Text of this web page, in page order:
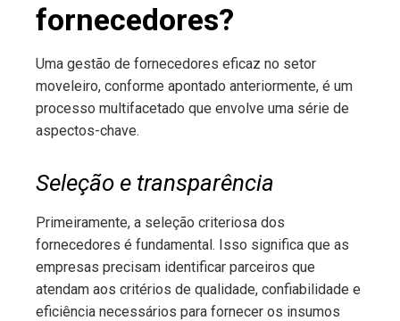
fornecedores?
Uma gestão de fornecedores eficaz no setor
moveleiro, conforme apontado anteriormente, é um
processo multifacetado que envolve uma série de
aspectos-chave.
Seleção e transparência
Primeiramente, a seleção criteriosa dos
fornecedores é fundamental. Isso significa que as
empresas precisam identificar parceiros que
atendam aos critérios de qualidade, confiabilidade e
eficiência necessários para fornecer os insumos